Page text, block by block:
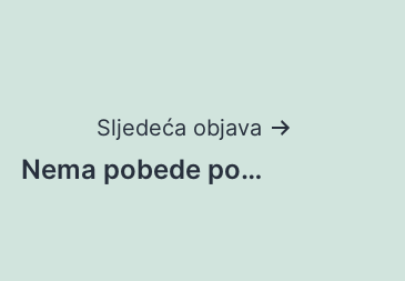
Sljedeća objava
Nema pobede po…